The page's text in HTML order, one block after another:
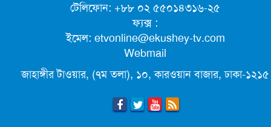
লিগ্যাল এইডের মাধ্যমে সন্তান ফিরে পেল
সেই কিশোরী মা জুঁই
জেট ফুয়েলের দাম কমলো লিটারে ১৯ টাকা
মূল্যস্ফীতি কমে জুনে ৯ দশমিক ১৬ শতাংশ
টেলিফোন: +৮৮ ০২ ৫৫০১৪৩১৬-২৫
ফ্যক্স :
ইমেল: etvonline@ekushey-tv.com
Webmail
জাহাঙ্গীর টাওয়ার, (৭ম তলা), ১০, কারওয়ান বাজার, ঢাকা-১২১৫